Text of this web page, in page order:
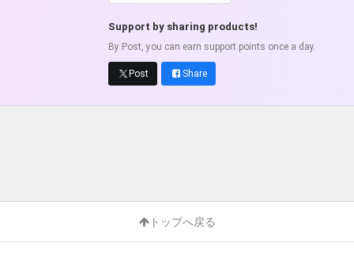
Support by sharing products!
By Post, you can earn support points once a day.
Post Share
トップへ戻る